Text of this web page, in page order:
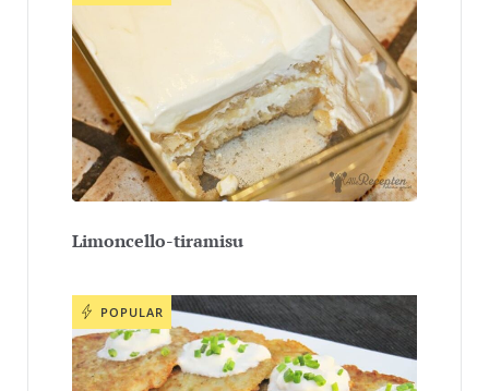
Limoncello-tiramisu
POPULAR